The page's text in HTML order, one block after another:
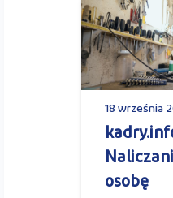
18 września
osobę